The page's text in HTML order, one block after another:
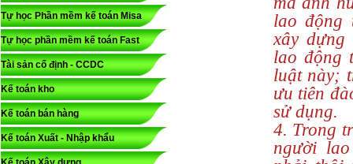
Tự học Phần mềm kế toán Misa
Tự học phần mềm kế toán Fast
Tài sản cố định - CCDC
Kế toán kho
Kế toán bán hàng
Kế toán Xuất - Nhập khẩu
lao động
xây dựng
lao động
luật này;
ưu tiên
sử dụng.
4. Trong
người